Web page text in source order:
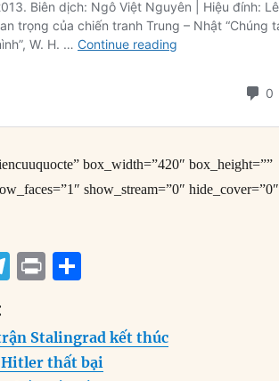
box_width=”420″ box_height=””
show_stream=”0″ hide_cover=”0″
T
e
g
P
n
t
re
Stalingrad kết thúc
Hitler thất bại